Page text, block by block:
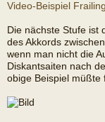
Video-Beispiel Frailing
Die nächste Stufe ist
des Akkords
wenn man nicht die
Diskantsaiten nach
obige Beispiel müßte